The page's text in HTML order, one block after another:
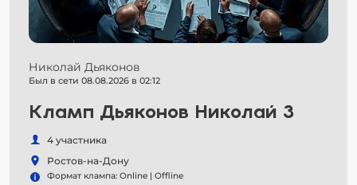
Николай Дьяконов
Был в сети 08.08.2026 в 02:12
Кламп Дьяконов Николай 3
4 участника
Ростов-на-Дону
Формат клампа: Online | Offline